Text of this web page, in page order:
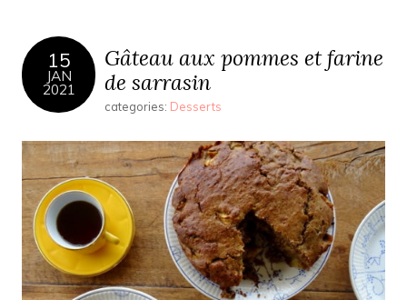
15
JAN
2021
Gâteau aux pommes et farine
de sarrasin
categories: Desserts